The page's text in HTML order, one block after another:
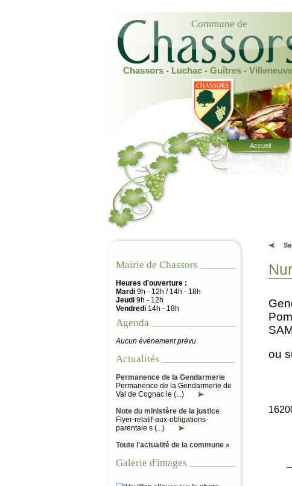
Commune de
Chassors - Luchac - Guîtres - Villeneuve
Accueil
Mairie de Chassors
Heures d'ouverture :
Mardi 9h - 12h / 14h - 18h
Jeudi 9h - 12h
Vendredi 14h - 18h
Agenda
Aucun évènement prévu
Actualités
Permanence de la Gendarmerie
Permanence de la Gendarmerie de
Val de Cognac le (...)
Note du ministère de la justice
Flyer-relatif-aux-obligations-
parentale s (...)
Toute l'actualité de la commune »
Galerie d'images
ou